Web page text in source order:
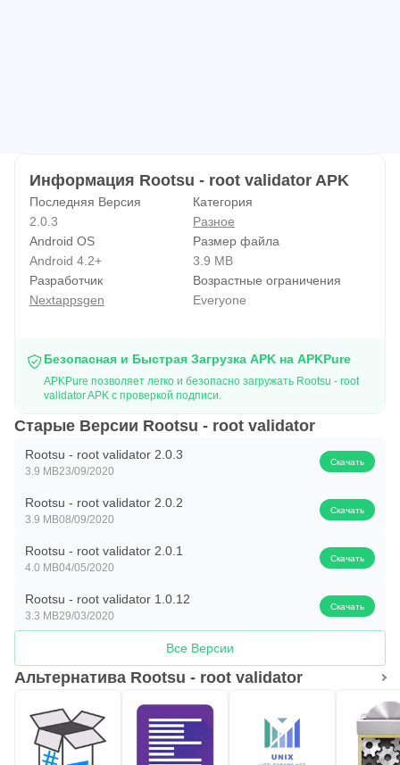
Информация Rootsu - root validator APK
Последняя Версия
2.0.3
Категория
Разное
Android OS
Android 4.2+
Размер файла
3.9 MB
Разработчик
Nextappsgen
Возрастные ограничения
Everyone
Безопасная и Быстрая Загрузка APK на APKPure
APKPure позволяет легко и безопасно загружать Rootsu - root
validator APK с проверкой подписи.
Старые Версии Rootsu - root validator
Rootsu - root validator 2.0.3
3.9 MB23/09/2020
Скачать
Rootsu - root validator 2.0.2
3.9 MB08/09/2020
Скачать
Rootsu - root validator 2.0.1
4.0 MB04/05/2020
Скачать
Rootsu - root validator 1.0.12
3.3 MB29/03/2020
Скачать
Все Версии
Альтернатива Rootsu - root validator